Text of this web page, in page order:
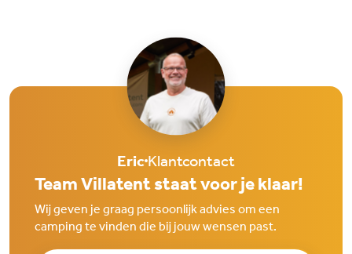
Eric Klantcontact
Team Villatent staat voor je klaar!
Wij geven je graag persoonlijk advies om een
camping te vinden die bij jouw wensen past.